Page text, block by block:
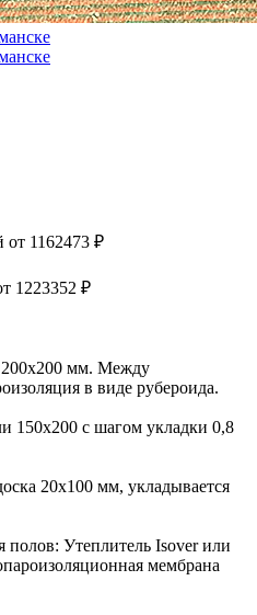
от 1162473 ₽
1223352 ₽
200х200 мм. Между
в виде рубероида.
150х200 с шагом укладки 0,8
20х100 мм, укладывается
полов: Утеплитель Isover или
мембрана